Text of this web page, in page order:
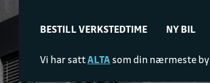
BESTILL VERKSTEDTIME NY BIL
Vi har sattALTA som din nærmeste by